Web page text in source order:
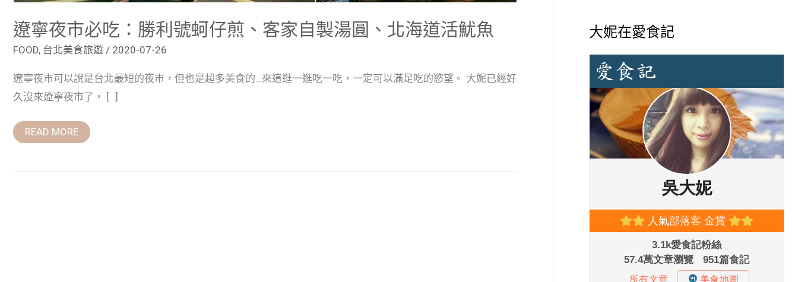
遼寧夜市必吃：勝利號蚵仔煎、客家自製湯圓、北海道活魷魚
FOOD, 台北美食旅遊 / 2020-07-26
遼寧夜市可以說是台北最短的夜市，但也是超多美食的…來這逛一逛吃一吃，一定可以滿足吃的慾望。 大妮已經好
久沒來遼寧夜市了， […]
READ MORE
大妮在愛食記